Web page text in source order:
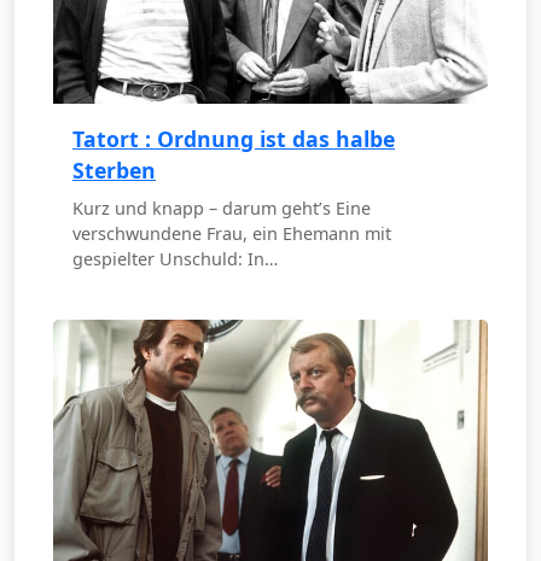
Tatort : Ordnung ist das halbe
Sterben
Kurz und knapp – darum geht’s Eine
verschwundene Frau, ein Ehemann mit
gespielter Unschuld: In…